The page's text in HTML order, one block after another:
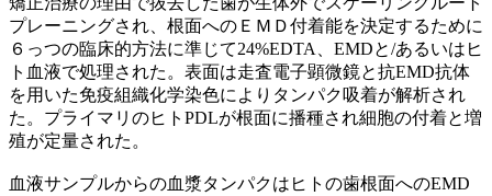
プレーニングされ、根面へのＥＭＤ付着能を決定するために
６っつの臨床的方法に準じて24%EDTA、EMDと/あるいはヒ
ト血液で処理された。表面は走査電子顕微鏡と抗EMD抗体
を用いた免疫組織化学染色によりタンパク吸着が解析され
た。プライマリのヒトPDLが根面に播種され細胞の付着と増
殖が定量された。
血液サンプルからの血漿タンパクはヒトの歯根面へのEMD